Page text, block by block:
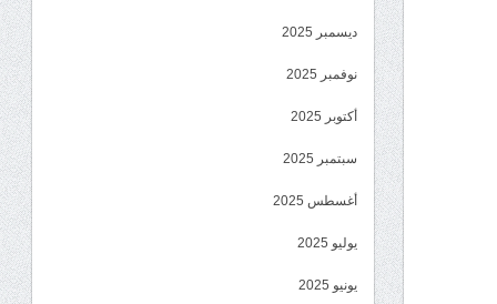
ديسمبر 2025
نوفمبر 2025
أكتوبر 2025
سبتمبر 2025
أغسطس 2025
يوليو 2025
يونيو 2025